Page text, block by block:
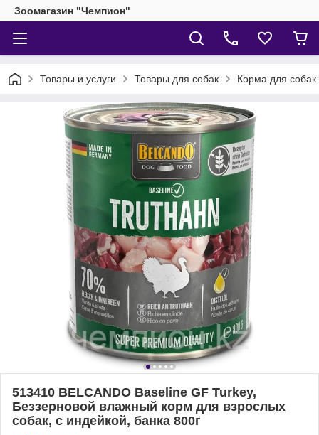
Зоомагазин "Чемпион"
Товары и услуги Товары для собак Корма для собак
513410 BELCANDO Baseline GF Turkey,
Беззерновой влажный корм для взрослых
собак, с индейкой, банка 800г